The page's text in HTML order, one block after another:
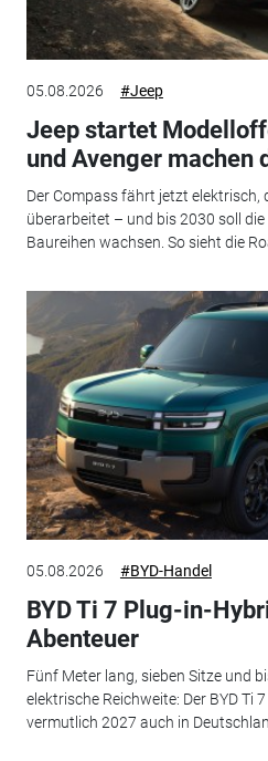
05.08.2026 #Jeep
Jeep startet
und Avenger machen
Der Compass fährt jetzt elektrisch,
überarbeitet – und bis 2030 soll
Baureihen wachsen. So sieht die
05.08.2026 #BYD-Handel
BYD Ti 7 Plug-in-
Abenteuer
Fünf Meter lang, sieben Sitze und
elektrische Reichweite: Der BYD Ti
vermutlich 2027 auch in